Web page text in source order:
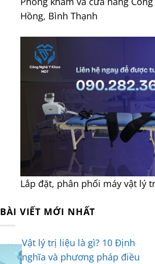
Hồng, Bình Thạnh
Lắp đặt, phân phối máy vật lý
BÀI VIẾT MỚI NHẤT
Vật lý trị liệu là gì? 10 Định
nghĩa và phương pháp điều